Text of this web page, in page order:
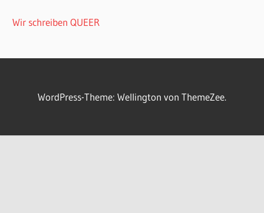
Wir schreiben QUEER
WordPress-Theme: Wellington von ThemeZee.